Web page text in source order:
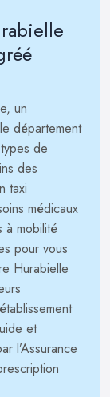
un
département
de
des
taxi
médicaux
à mobilité
pour vous
Hurabielle
et
l’Assurance